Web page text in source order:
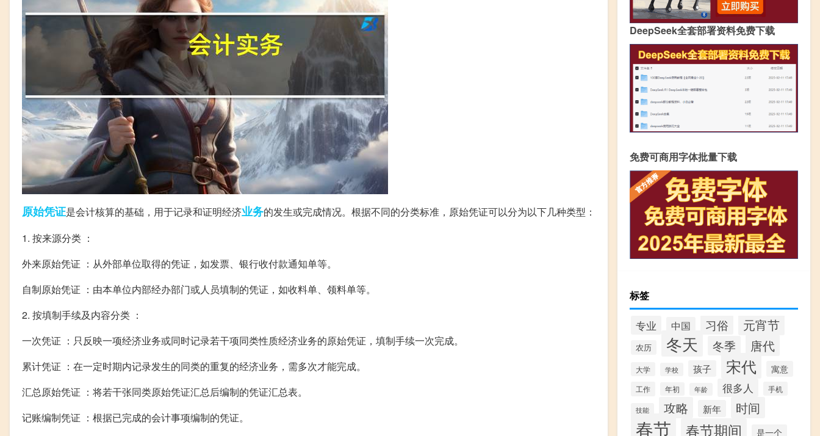
原始凭证是会计核算的基础，用于记录和证明经济业务的发生或完成情况。根据不同的分类标准，原始凭证可以分为以下几种类型：
1. 按来源分类 ：
外来原始凭证 ：从外部单位取得的凭证，如发票、银行收付款通知单等。
自制原始凭证 ：由本单位内部经办部门或人员填制的凭证，如收料单、领料单等。
2. 按填制手续及内容分类 ：
一次凭证 ：只反映一项经济业务或同时记录若干项同类性质经济业务的原始凭证，填制手续一次完成。
累计凭证 ：在一定时期内记录发生的同类的重复的经济业务，需多次才能完成。
汇总原始凭证 ：将若干张同类原始凭证汇总后编制的凭证汇总表。
记账编制凭证 ：根据已完成的会计事项编制的凭证。
DeepSeek全套部署资料免费下载
免费可商用字体批量下载
标签
专业 中国 习俗 元宵节
农历 冬天 冬季 唐代
大学 学校 孩子 宋代 寓意
工作 年初 年龄 很多人 手机
技能 攻略 新年 时间
春节 春节期间 是一个